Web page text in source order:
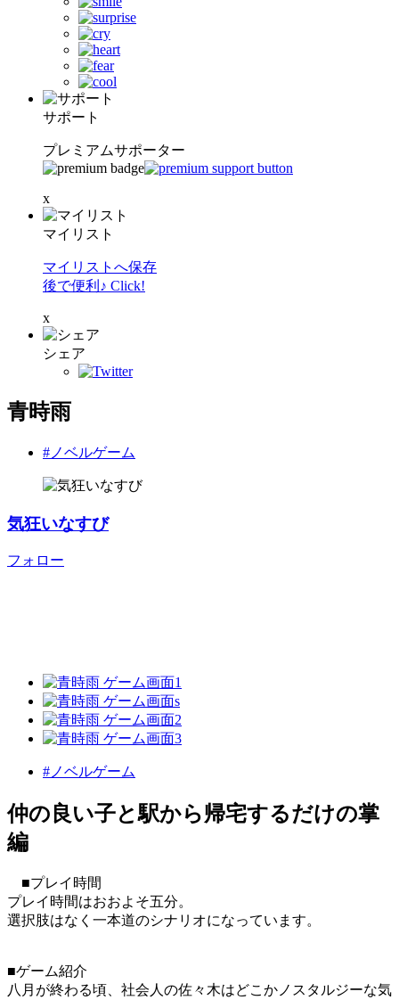
サポート
プレミアムサポーター
x
マイリスト
マイリストへ保存
後で便利♪ Click!
x
シェア
青時雨
#ノベルゲーム
気狂いなすび
フォロー
#ノベルゲーム
仲の良い子と駅から帰宅するだけの掌
編
■プレイ時間
プレイ時間はおおよそ五分。
選択肢はなく一本道のシナリオになっています。
■ゲーム紹介
八月が終わる頃、社会人の佐々木はどこかノスタルジーな気